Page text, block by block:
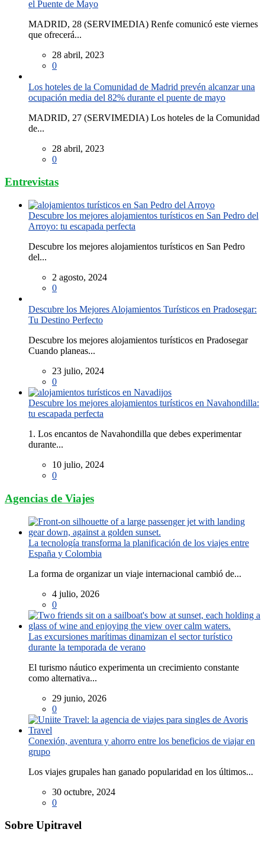
el Puente de Mayo
MADRID, 28 (SERVIMEDIA) Renfe comunicó este viernes
que ofrecerá...
28 abril, 2023
0
Los hoteles de la Comunidad de Madrid prevén alcanzar una
ocupación media del 82% durante el puente de mayo
MADRID, 27 (SERVIMEDIA) Los hoteles de la Comunidad
de...
28 abril, 2023
0
Entrevistas
Descubre los mejores alojamientos turísticos en San Pedro del
Arroyo: tu escapada perfecta
Descubre los mejores alojamientos turísticos en San Pedro
del...
2 agosto, 2024
0
Descubre los Mejores Alojamientos Turísticos en Pradosegar:
Tu Destino Perfecto
Descubre los mejores alojamientos turísticos en Pradosegar
Cuando planeas...
23 julio, 2024
0
Descubre los mejores alojamientos turísticos en Navahondilla:
tu escapada perfecta
1. Los encantos de Navahondilla que debes experimentar
durante...
10 julio, 2024
0
Agencias de Viajes
La tecnología transforma la planificación de los viajes entre
España y Colombia
La forma de organizar un viaje internacional cambió de...
4 julio, 2026
0
Las excursiones marítimas dinamizan el sector turístico
durante la temporada de verano
El turismo náutico experimenta un crecimiento constante
como alternativa...
29 junio, 2026
0
Conexión, aventura y ahorro entre los beneficios de viajar en
grupo
Los viajes grupales han ganado popularidad en los últimos...
30 octubre, 2024
0
Sobre Upitravel